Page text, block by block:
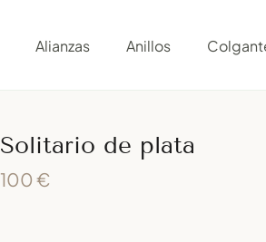
Alianzas Anillos
Solitario de plata
100€